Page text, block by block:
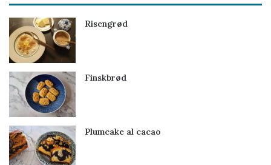
Risengrød
Finskbrød
Plumcake al cacao